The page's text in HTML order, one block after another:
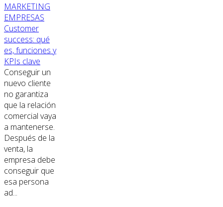
MARKETING
EMPRESAS
Customer
success: qué
es, funciones y
KPIs clave
Conseguir un
nuevo cliente
no garantiza
que la relación
comercial vaya
a mantenerse.
Después de la
venta, la
empresa debe
conseguir que
esa persona
ad...